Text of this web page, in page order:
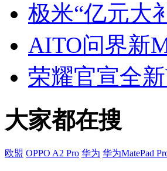
极米“亿元大
AITO问界新
荣耀官宣全
大家都在搜
欧盟 OPPO A2 Pro 华为 华为MatePad